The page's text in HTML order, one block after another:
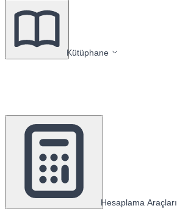
Kütüphane
Hesaplama Araçları